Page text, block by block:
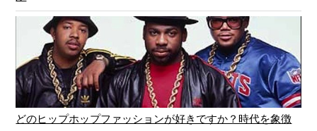
どのヒップホップファッションが好きですか？時代を象徴